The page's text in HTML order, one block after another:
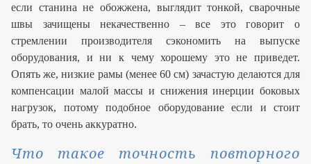
если станина не обожжена, выглядит тонкой, сварочные
швы зачищены некачественно – все это говорит о
стремлении производителя сэкономить на выпуске
оборудования, и ни к чему хорошему это не приведет.
Опять же, низкие рамы (менее 60 см) зачастую делаются для
компенсации малой массы и снижения инерции боковых
нагрузок, потому подобное оборудование если и стоит
брать, то очень аккуратно.
Что такое точность повторного